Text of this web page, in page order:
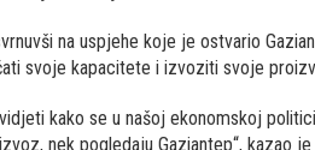
na uspjehe koje je ostvario
svoje kapacitete i izvoziti svoje
kako se u našoj ekonomskoj
nek pogledaju Gaziantep“, kazao je